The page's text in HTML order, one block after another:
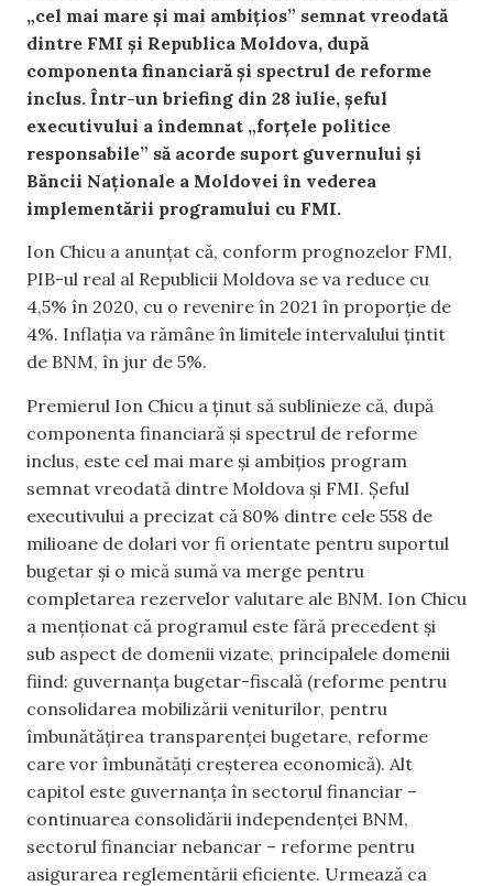
„cel mai mare și mai ambițios” semnat vreodată
dintre FMI și Republica Moldova, după
componenta financiară și spectrul de reforme
inclus. Într-un briefing din 28 iulie, șeful
executivului a îndemnat „forțele politice
responsabile” să acorde suport guvernului și
Băncii Naționale a Moldovei în vederea
implementării programului cu FMI.
Ion Chicu a anunțat că, conform prognozelor FMI,
PIB-ul real al Republicii Moldova se va reduce cu
4,5% în 2020, cu o revenire în 2021 în proporție de
4%. Inflația va rămâne în limitele intervalului țintit
de BNM, în jur de 5%.
Premierul Ion Chicu a ținut să sublinieze că, după
componenta financiară și spectrul de reforme
inclus, este cel mai mare și ambițios program
semnat vreodată dintre Moldova și FMI. Șeful
executivului a precizat că 80% dintre cele 558 de
milioane de dolari vor fi orientate pentru suportul
bugetar și o mică sumă va merge pentru
completarea rezervelor valutare ale BNM. Ion Chicu
a menționat că programul este fără precedent și
sub aspect de domenii vizate, principalele domenii
fiind: guvernanța bugetar-fiscală (reforme pentru
consolidarea mobilizării veniturilor, pentru
îmbunătățirea transparenței bugetare, reforme
care vor îmbunătăți creșterea economică). Alt
capitol este guvernanța în sectorul financiar –
continuarea consolidării independenței BNM,
sectorul financiar nebancar – reforme pentru
asigurarea reglementării eficiente. Urmează ca